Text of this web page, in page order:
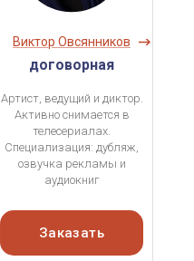
Виктор Овсянников
договорная
Артист, ведущий и диктор.
Активно снимается в
телесериалах.
Специализация: дубляж,
озвучка рекламы и
аудиокниг
Заказать